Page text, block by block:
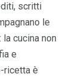
scritti
le
cucina non
e
ricetta è